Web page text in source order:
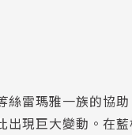
絲雷瑪雅一族的協
出現巨大變動。在